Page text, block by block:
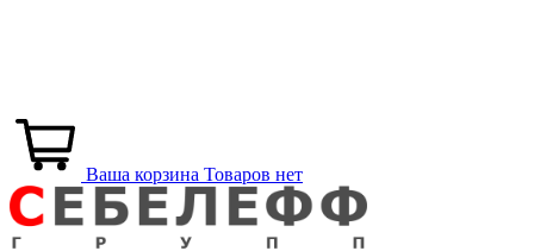
Ваша корзина Товаров нет